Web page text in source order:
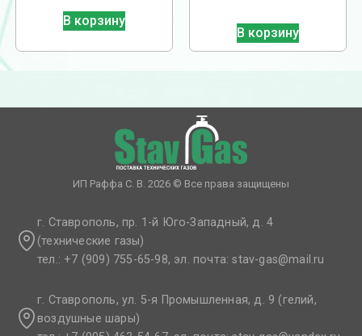
В корзину
В корзину
ИП Раффа С. В. 2026 © Все права защищены
г. Ставрополь, пр. 1-й Юго-Западный, д. 4
(технические газы)
тел.: +7 (909) 755-65-98, эл. почта: stav-gas@mail.ru​
г. Ставрополь, ул. 5-я Промышленная, д. 9 (гелий,
воздушные шары)